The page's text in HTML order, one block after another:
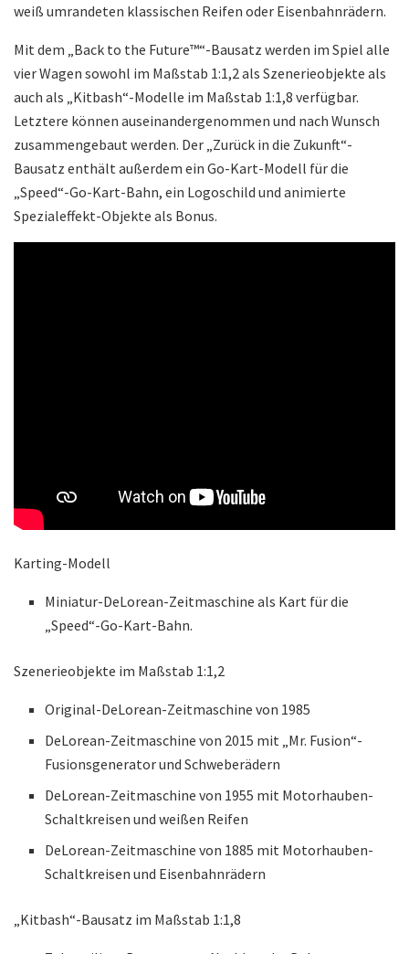
weiß umrandeten klassischen Reifen oder Eisenbahnrädern.
Mit dem „Back to the Future™“-Bausatz werden im Spiel alle
vier Wagen sowohl im Maßstab 1:1,2 als Szenerieobjekte als
auch als „Kitbash“-Modelle im Maßstab 1:1,8 verfügbar.
Letztere können auseinandergenommen und nach Wunsch
zusammengebaut werden. Der „Zurück in die Zukunft“-
Bausatz enthält außerdem ein Go-Kart-Modell für die
„Speed“-Go-Kart-Bahn, ein Logoschild und animierte
Spezialeffekt-Objekte als Bonus.
Karting-Modell
Miniatur-DeLorean-Zeitmaschine als Kart für die
„Speed“-Go-Kart-Bahn.
Szenerieobjekte im Maßstab 1:1,2
Original-DeLorean-Zeitmaschine von 1985
DeLorean-Zeitmaschine von 2015 mit „Mr. Fusion“-
Fusionsgenerator und Schweberädern
DeLorean-Zeitmaschine von 1955 mit Motorhauben-
Schaltkreisen und weißen Reifen
DeLorean-Zeitmaschine von 1885 mit Motorhauben-
Schaltkreisen und Eisenbahnrädern
„Kitbash“-Bausatz im Maßstab 1:1,8